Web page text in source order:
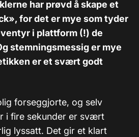
har prøvd å skape et
for det er mye som tyder
i plattform (!) de
stemningsmessig er mye
er et svært godt
forseggjorte, og selv
i fire sekunder er svært
lyssatt. Det gir et klart